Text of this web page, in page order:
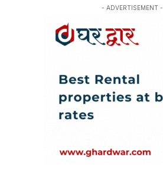
- ADVERTISEMENT -